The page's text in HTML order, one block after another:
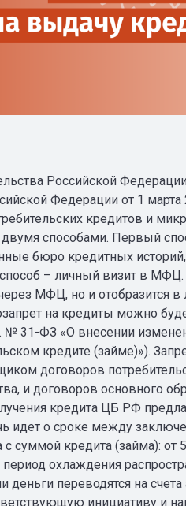
Российской
Федерации от 1 марта
кредитов и
способами. Первый
бюро кредитных
– личный визит в
МФЦ, но и отобразится
на кредиты можно
№ 31-ФЗ «О внесении
кредите (займе)»).
договоров
и договоров основного
кредита ЦБ РФ
идет о сроке между
суммой кредита (займа): от
охлаждения
переводятся на
инициативу и